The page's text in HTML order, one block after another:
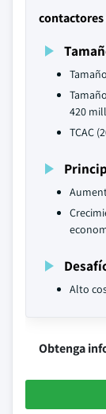
contactores
420
TCAC
Alto
Obtenga